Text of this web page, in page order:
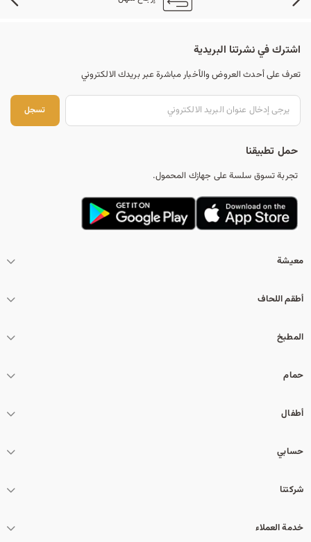
اشترك في نشرتنا البريدية
تعرف على أحدث العروض والأخبار مباشرة عبر بريدك الالكتروني
تسجل
حمل تطبيقنا
تجربة تسوق سلسة على جهازك المحمول.
معيشة
أطقم اللحاف
المطبخ
حمام
أطفال
حسابي
شركتنا
خدمة العملاء